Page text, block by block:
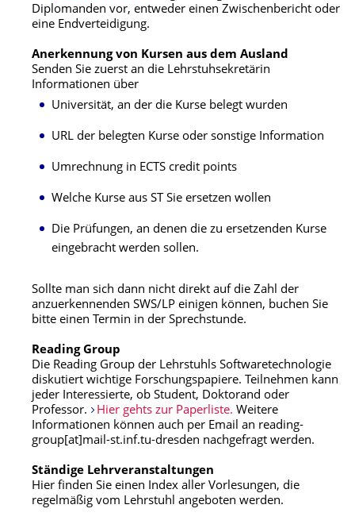
Diplomanden vor, entweder einen Zwischenbericht oder
eine Endverteidigung.
Anerkennung von Kursen aus dem Ausland
Senden Sie zuerst an die Lehrstuhsekretärin
Informationen über
Universität, an der die Kurse belegt wurden
URL der belegten Kurse oder sonstige Information
Umrechnung in ECTS credit points
Welche Kurse aus ST Sie ersetzen wollen
Die Prüfungen, an denen die zu ersetzenden Kurse
eingebracht werden sollen.
Sollte man sich dann nicht direkt auf die Zahl der
anzuerkennenden SWS/LP einigen können, buchen Sie
bitte einen Termin in der Sprechstunde.
Reading Group
Die Reading Group der Lehrstuhls Softwaretechnologie
diskutiert wichtige Forschungspapiere. Teilnehmen kann
jeder Interessierte, ob Student, Doktorand oder
Professor.
Hier gehts zur Paperliste. Weitere
Informationen können auch per Email an reading-
group[at]mail-st.inf.tu-dresden nachgefragt werden.
Ständige Lehrveranstaltungen
Hier finden Sie einen Index aller Vorlesungen, die
regelmäßig vom Lehrstuhl angeboten werden.